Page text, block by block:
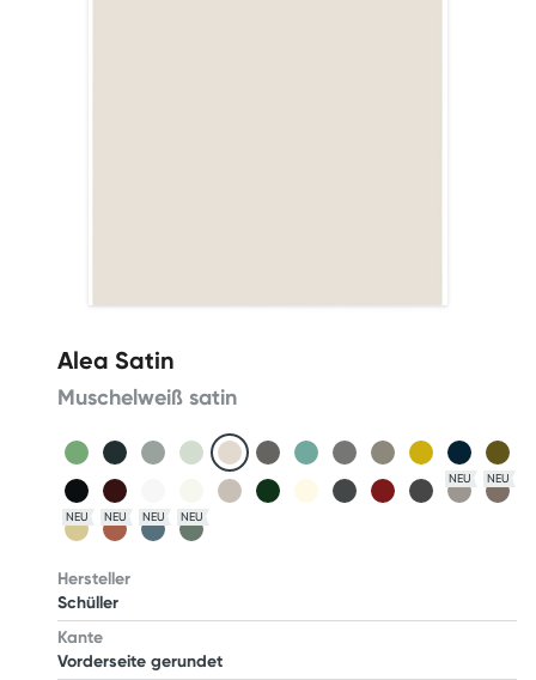
Alea Satin
Muschelweiß satin
NEU NEU
NEU NEU NEU NEU
Hersteller
Schüller
Kante
Vorderseite gerundet